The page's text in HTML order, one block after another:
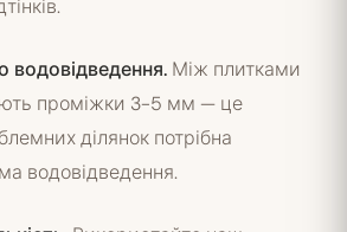
водовідведення. Між плитками
проміжки 3-5 мм — це
ділянок потрібна
водовідведення.